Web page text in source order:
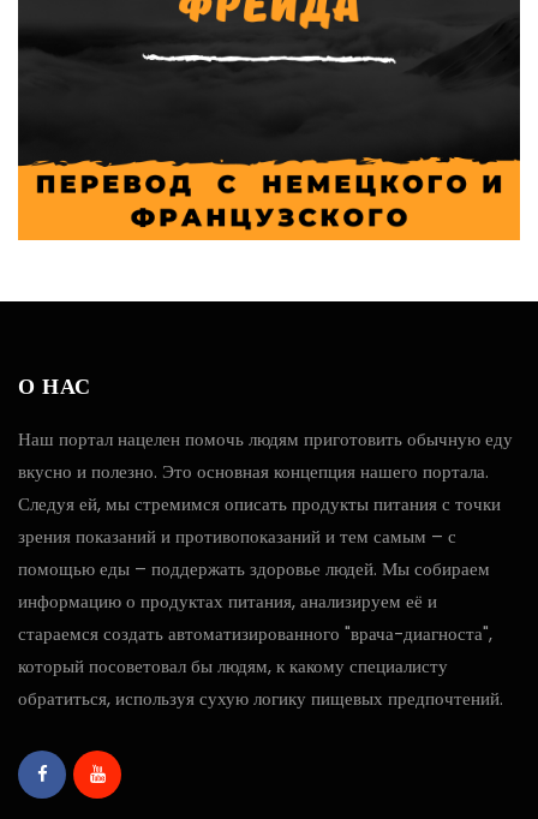
О НАС
Наш портал нацелен помочь людям приготовить обычную еду
вкусно и полезно. Это основная концепция нашего портала.
Следуя ей, мы стремимся описать продукты питания с точки
зрения показаний и противопоказаний и тем самым – с
помощью еды – поддержать здоровье людей. Мы собираем
информацию о продуктах питания, анализируем её и
стараемся создать автоматизированного "врача-диагноста",
который посоветовал бы людям, к какому специалисту
обратиться, используя сухую логику пищевых предпочтений.